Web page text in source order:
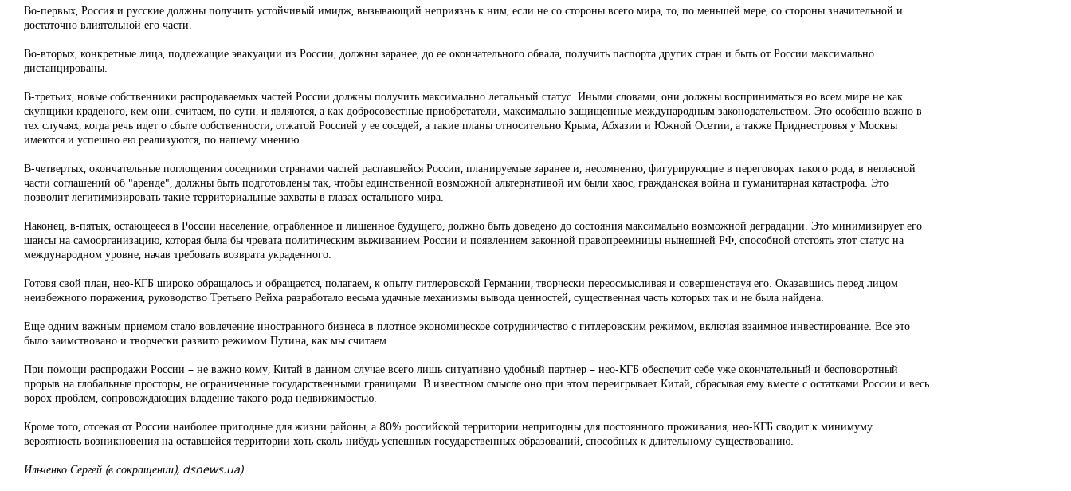
Во-первых, Россия и русские должны получить устойчивый имидж, вызывающий неприязнь к ним, если не со стороны всего мира, то, по меньшей мере, со стороны значительной и
достаточно влиятельной его части.
Во-вторых, конкретные лица, подлежащие эвакуации из России, должны заранее, до ее окончательного обвала, получить паспорта других стран и быть от России максимально
дистанцированы.
В-третьих, новые собственники распродаваемых частей России должны получить максимально легальный статус. Иными словами, они должны восприниматься во всем мире не как
скупщики краденого, кем они, считаем, по сути, и являются, а как добросовестные приобретатели, максимально защищенные международным законодательством. Это особенно важно в
тех случаях, когда речь идет о сбыте собственности, отжатой Россией у ее соседей, а такие планы относительно Крыма, Абхазии и Южной Осетии, а также Приднестровья у Москвы
имеются и успешно ею реализуются, по нашему мнению.
В-четвертых, окончательные поглощения соседними странами частей распавшейся России, планируемые заранее и, несомненно, фигурирующие в переговорах такого рода, в негласной
части соглашений об "аренде", должны быть подготовлены так, чтобы единственной возможной альтернативой им были хаос, гражданская война и гуманитарная катастрофа. Это
позволит легитимизировать такие территориальные захваты в глазах остального мира.
Наконец, в-пятых, остающееся в России население, ограбленное и лишенное будущего, должно быть доведено до состояния максимально возможной деградации. Это минимизирует его
шансы на самоорганизацию, которая была бы чревата политическим выживанием России и появлением законной правопреемницы нынешней РФ, способной отстоять этот статус на
международном уровне, начав требовать возврата украденного.
Готовя свой план, нео-КГБ широко обращалось и обращается, полагаем, к опыту гитлеровской Германии, творчески переосмысливая и совершенствуя его. Оказавшись перед лицом
неизбежного поражения, руководство Третьего Рейха разработало весьма удачные механизмы вывода ценностей, существенная часть которых так и не была найдена.
Еще одним важным приемом стало вовлечение иностранного бизнеса в плотное экономическое сотрудничество с гитлеровским режимом, включая взаимное инвестирование. Все это
было заимствовано и творчески развито режимом Путина, как мы считаем.
При помощи распродажи России – не важно кому, Китай в данном случае всего лишь ситуативно удобный партнер – нео-КГБ обеспечит себе уже окончательный и бесповоротный
прорыв на глобальные просторы, не ограниченные государственными границами. В известном смысле оно при этом переигрывает Китай, сбрасывая ему вместе с остатками России и весь
ворох проблем, сопровождающих владение такого рода недвижимостью.
Кроме того, отсекая от России наиболее пригодные для жизни районы, а 80% российской территории непригодны для постоянного проживания, нео-КГБ сводит к минимуму
вероятность возникновения на оставшейся территории хоть сколь-нибудь успешных государственных образований, способных к длительному существованию.
Ильченко Сергей (в сокращении), dsnews.ua)